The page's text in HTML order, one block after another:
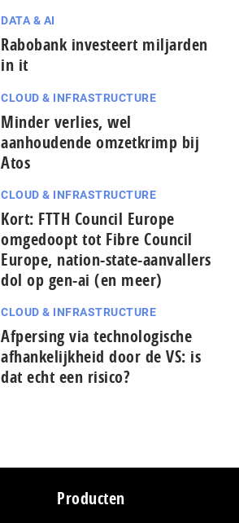
DATA & AI
Rabobank investeert miljarden
in it
CLOUD & INFRASTRUCTURE
Minder verlies, wel
aanhoudende omzetkrimp bij
Atos
CLOUD & INFRASTRUCTURE
Kort: FTTH Council Europe
omgedoopt tot Fibre Council
Europe, nation-state-aanvallers
dol op gen-ai (en meer)
CLOUD & INFRASTRUCTURE
Afpersing via technologische
afhankelijkheid door de VS: is
dat echt een risico?
Producten